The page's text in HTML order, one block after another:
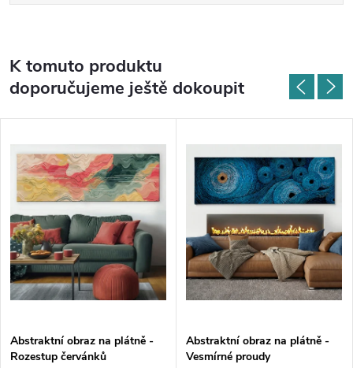
K tomuto produktu
doporučujeme ještě dokoupit
Abstraktní obraz na plátně -
Rozestup červánků
Abstraktní obraz na plátně -
Vesmírné proudy